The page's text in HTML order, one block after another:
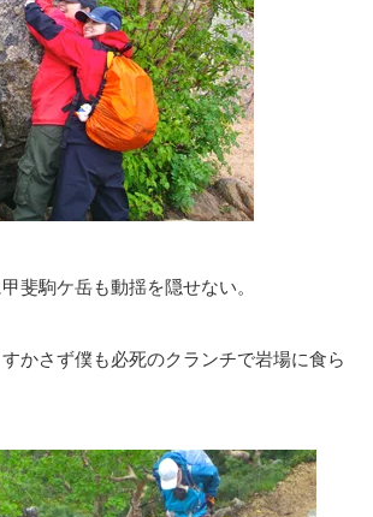
斐駒ケ岳も動揺を隠せない。
かさず僕も必死のクランチで岩場に食ら